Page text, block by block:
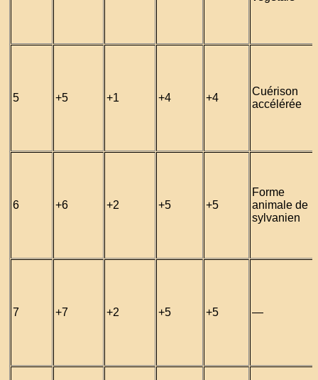
5 +5 +1 +4 +4
Cuérison
accélérée
6 +6 +2 +5 +5
Forme
animale de
sylvanien
7 +7 +2 +5 +5 —